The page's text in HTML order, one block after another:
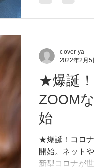
★爆誕！
ZOOM
始
★爆誕！コロナ
開始。ネット
新型コロナが
clover-ya
2022年2月5